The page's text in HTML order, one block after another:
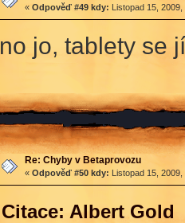
« Odpověď #49 kdy: Listopad 15,
no jo, tablety se
Re: Chyby v Betaprovozu
« Odpověď #50 kdy: Listopad 15,
Citace: Albert Gold